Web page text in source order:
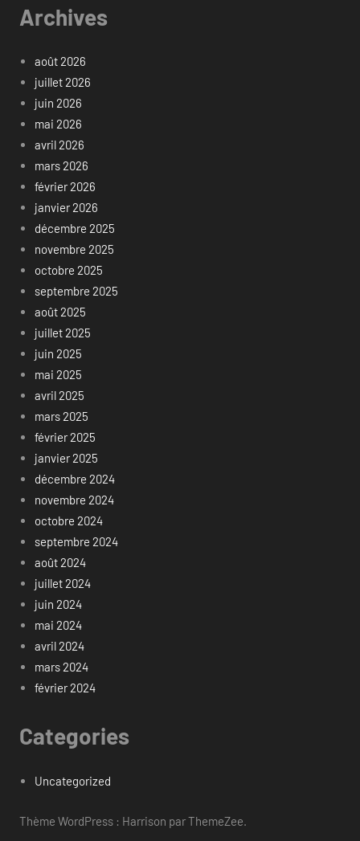
Archives
août 2026
juillet 2026
juin 2026
mai 2026
avril 2026
mars 2026
février 2026
janvier 2026
décembre 2025
novembre 2025
octobre 2025
septembre 2025
août 2025
juillet 2025
juin 2025
mai 2025
avril 2025
mars 2025
février 2025
janvier 2025
décembre 2024
novembre 2024
octobre 2024
septembre 2024
août 2024
juillet 2024
juin 2024
mai 2024
avril 2024
mars 2024
février 2024
Categories
Uncategorized
Thème WordPress : Harrison par ThemeZee.